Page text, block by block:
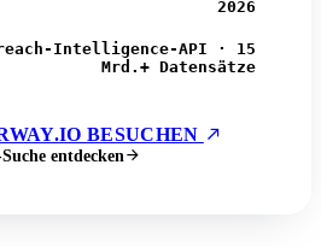
2026
Intelligence-API · 15
Mrd.+ Datensätze
BESUCHEN
entdecken